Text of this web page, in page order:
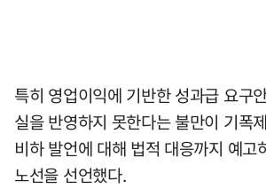
특히 영업이익에 기반한 성과급 요구
실을 반영하지 못한다는 불만이 기폭
비하 발언에 대해 법적 대응까지 예고
노선을 선언했다.